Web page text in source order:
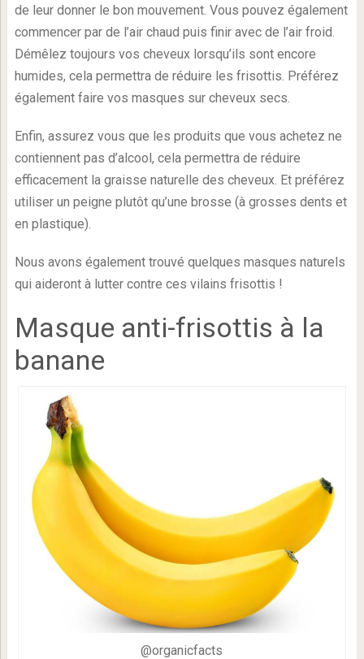
de leur donner le bon mouvement. Vous pouvez également
commencer par de l’air chaud puis finir avec de l’air froid.
Démêlez toujours vos cheveux lorsqu’ils sont encore
humides, cela permettra de réduire les frisottis. Préférez
également faire vos masques sur cheveux secs.
Enfin, assurez vous que les produits que vous achetez ne
contiennent pas d’alcool, cela permettra de réduire
efficacement la graisse naturelle des cheveux. Et préférez
utiliser un peigne plutôt qu’une brosse (à grosses dents et
en plastique).
Nous avons également trouvé quelques masques naturels
qui aideront à lutter contre ces vilains frisottis !
Masque anti-frisottis à la
banane
@organicfacts